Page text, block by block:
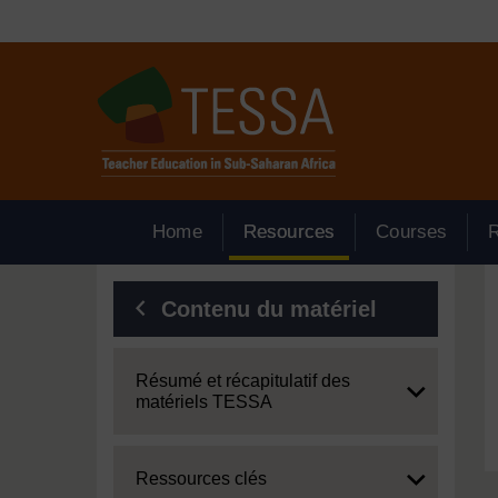
Home Resources Courses
Blocs
Contenu du matériel
Expand
Résumé et récapitulatif des
matériels TESSA
Expand
Ressources clés